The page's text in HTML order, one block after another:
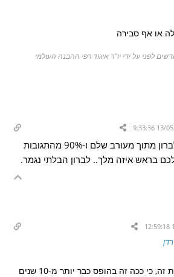
או אף סבירה
חחח משפט אחד על לברון מתוך מעורב שלם ו-90% מהתגובות
בראש איזה מלך.. לברון הבלתי נגמר.
כי ככה זה בהופס כבר יותר מ-10 שנים